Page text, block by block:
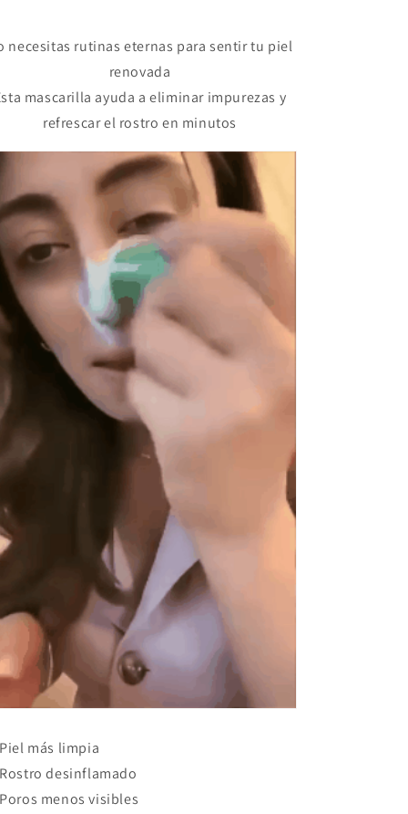
necesitas rutinas eternas para sentir tu piel
renovada
mascarilla ayuda a eliminar impurezas y
refrescar el rostro en minutos
más limpia
desinflamado
menos visibles